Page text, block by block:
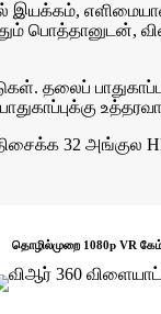
இயக்கம்,
பொத்தானுடன்,
தலைப்
32 அங்குல
தொழில்முறை 1080p VR